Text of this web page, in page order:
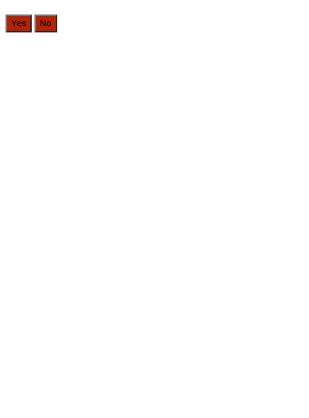
Yes No